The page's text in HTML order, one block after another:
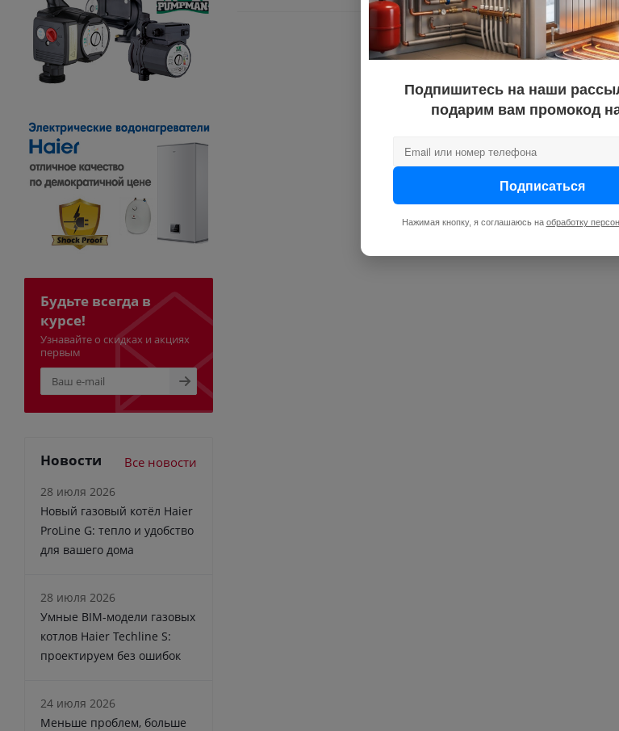
Будьте всегда в
курсе!
Узнавайте о скидках и акциях
первым
Новости Все новости
28 июля 2026
Новый газовый котёл Haier
ProLine G: тепло и удобство
для вашего дома
28 июля 2026
Умные BIM-модели газовых
котлов Haier Techline S:
проектируем без ошибок
24 июля 2026
Меньше проблем, больше
Подпишитесь на наши
подарим вам промокод
Подписаться
Нажимая кнопку, я соглашаюсь на обработку